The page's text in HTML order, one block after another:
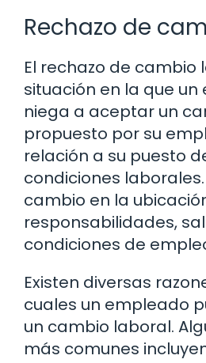
Rechazo de
El rechazo de cambio
situación en la que
niega a aceptar un
propuesto por su
relación a su puesto
condiciones
cambio en la
responsabilidades,
condiciones de
Existen diversas
cuales un empleado
un cambio laboral.
más comunes